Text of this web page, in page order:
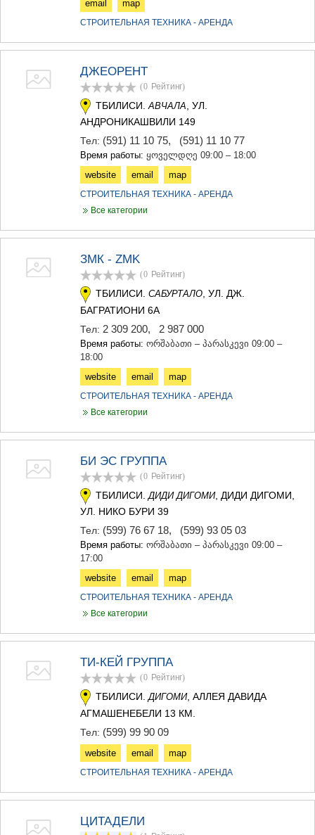
email map
СТРОИТЕЛЬНАЯ ТЕХНИКА - АРЕНДА
ДЖЕОРЕНТ
(0 Рейтинг)
ТБИЛИСИ. АВЧАЛА , УЛ.
АНДРОНИКАШВИЛИ 149
Тел: (591) 11 10 75, (591) 11 10 77
Время работы: ყოველდღე 09:00 – 18:00
website
email map
СТРОИТЕЛЬНАЯ ТЕХНИКА - АРЕНДА
Все категории
ЗМК - ZMK
(0 Рейтинг)
ТБИЛИСИ. САБУРТАЛО, УЛ. ДЖ.
БАГРАТИОНИ 6А
Тел: 2 309 200, 2 987 000
Время работы: ორშაბათი – პარასკევი 09:00 –
18:00
website
email map
СТРОИТЕЛЬНАЯ ТЕХНИКА - АРЕНДА
Все категории
БИ ЭС ГРУППА
(0 Рейтинг)
ТБИЛИСИ. ДИДИ ДИГОМИ, ДИДИ ДИГОМИ,
УЛ. НИКО БУРИ 39
Тел: (599) 76 67 18, (599) 93 05 03
Время работы: ორშაბათი – პარასკევი 09:00 –
17:00
website
email map
СТРОИТЕЛЬНАЯ ТЕХНИКА - АРЕНДА
Все категории
ТИ-КЕЙ ГРУППА
(0 Рейтинг)
ТБИЛИСИ.ДИГОМИ, АЛЛЕЯ ДАВИДА
АГМАШЕНЕБЕЛИ 13 КМ.
Тел: (599) 99 90 09
website email map
СТРОИТЕЛЬНАЯ ТЕХНИКА - АРЕНДА
ЦИТАДЕЛИ